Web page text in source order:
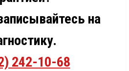
на
242-10-68